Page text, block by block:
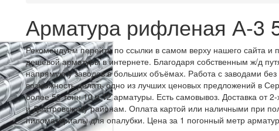
Арматура рифленая А-3
Рекомендуем перейти по ссылки в самом верху нашего сайта и
дешевой арматуры в интернете. Благодаря собственным ж/д
напрямую у заводов в больших объёмах. Работа с заводами
возможность делать одно из лучших ценовых предложений в
более 50 тонн 10 и 12 арматуры. Есть самовывоз. Доставка от
и Дмитровскому районам. Оплата картой или наличными при
пиломатериалы для опалубки. Цена за 1 погонный метр